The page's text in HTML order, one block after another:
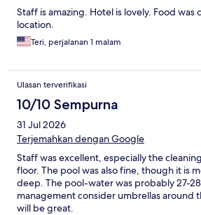
Staff is amazing. Hotel is lovely. Food was
location.
Teri, perjalanan 1 malam
Ulasan terverifikasi
10/10 Sempurna
31 Jul 2026
Terjemahkan dengan Google
Staff was excellent, especially the
floor. The pool was also fine, though it is
deep. The pool-water was probably 27-
management consider umbrellas around
will be great.